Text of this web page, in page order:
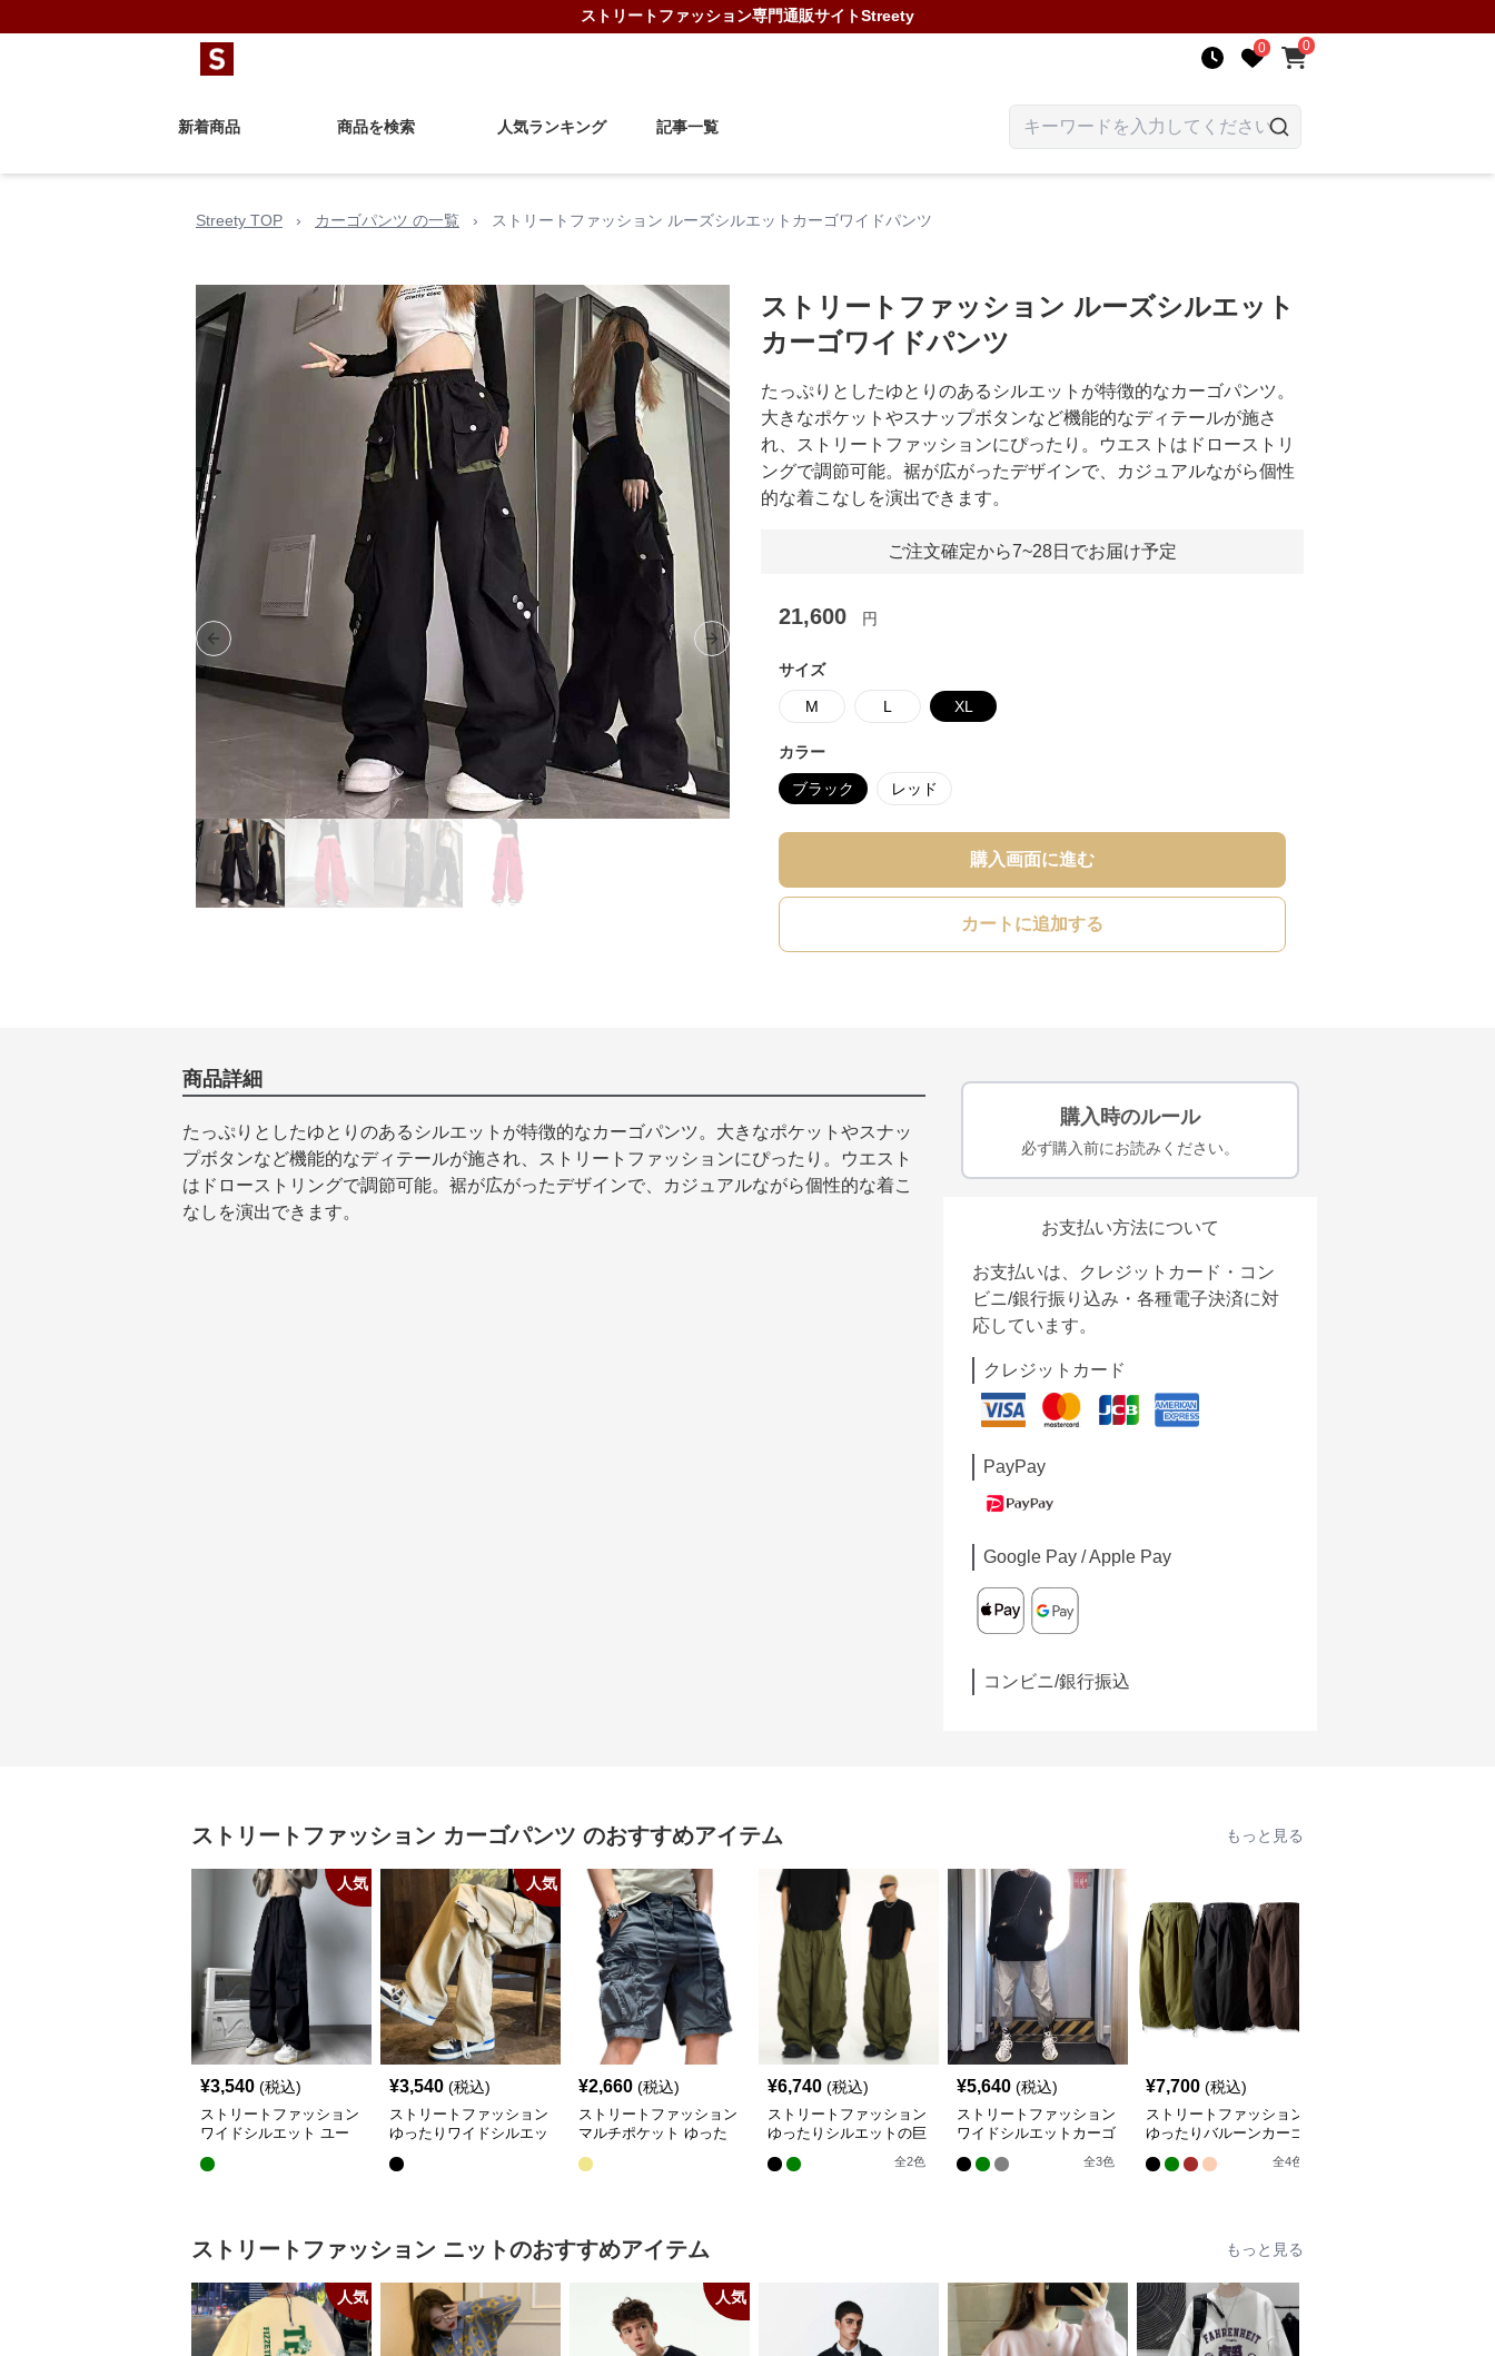
ストリートファッション専門通販サイトStreety
0 0
新着商品 商品を検索 人気ランキング 記事一覧
Streety TOP › カーゴパンツ の一覧 › ストリートファッション ルーズシルエットカーゴワイドパンツ
Previous slide Next slide
ストリートファッション ルーズシルエット
カーゴワイドパンツ
たっぷりとしたゆとりのあるシルエットが特徴的なカーゴパンツ。
大きなポケットやスナップボタンなど機能的なディテールが施さ
れ、ストリートファッションにぴったり。ウエストはドローストリ
ングで調節可能。裾が広がったデザインで、カジュアルながら個性
的な着こなしを演出できます。
ご注文確定から7~28日でお届け予定
21,600 円
サイズ
M L XL
カラー
ブラック レッド
購入画面に進む
カートに追加する
商品詳細
たっぷりとしたゆとりのあるシルエットが特徴的なカーゴパンツ。大きなポケットやスナッ
プボタンなど機能的なディテールが施され、ストリートファッションにぴったり。ウエスト
はドローストリングで調節可能。裾が広がったデザインで、カジュアルながら個性的な着こ
なしを演出できます。
購入時のルール
必ず購入前にお読みください。
お支払い方法について
お支払いは、クレジットカード・コン
ビニ/銀行振り込み・各種電子決済に対
応しています。
クレジットカード
PayPay
Google Pay / Apple Pay
コンビニ/銀行振込
ストリートファッション カーゴパンツ のおすすめアイテム もっと見る
人気
¥3,540 (税込)
ストリートファッション
ワイドシルエット ユー
ツ
人気
¥3,540 (税込)
ストリートファッション
ゆったりワイドシルエッ
¥2,660 (税込)
ストリートファッション
マルチポケット ゆった
¥6,740 (税込)
ストリートファッション
ゆったりシルエットの巨
全2色
¥5,640 (税込)
ストリートファッション
ワイドシルエットカーゴ
全3色
¥7,700 (税込)
ストリートファッション
ゆったりバルーンカーゴ
全4色
ストリートファッション ニットのおすすめアイテム もっと見る
人気 人気